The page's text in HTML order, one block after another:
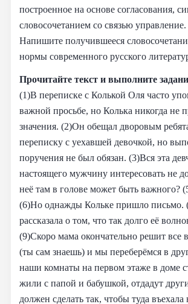
построенное на основе согласования,
словосочетанием со связью управление.
Напишите получившееся
нормы современного русского
Прочитайте текст и выполните
(1)В переписке с Колькой Оля часто
важной просьбе, но Колька никогда не
значения. (2)Он обещал дворовым
переписку с уехавшей девочкой, но
поручения не был обязан. (3)Вся эта
настоящего мужчину интересовать не
неё там в голове может быть важного?
(6)Но однажды Кольке пришло письмо.
рассказала о том, что так долго её
(9)Скоро мама окончательно решит все
(ты сам знаешь) и мы переберёмся в
наши комнаты на первом этаже в доме
жили с папой и бабушкой, отдадут
должен сделать так, чтобы туда